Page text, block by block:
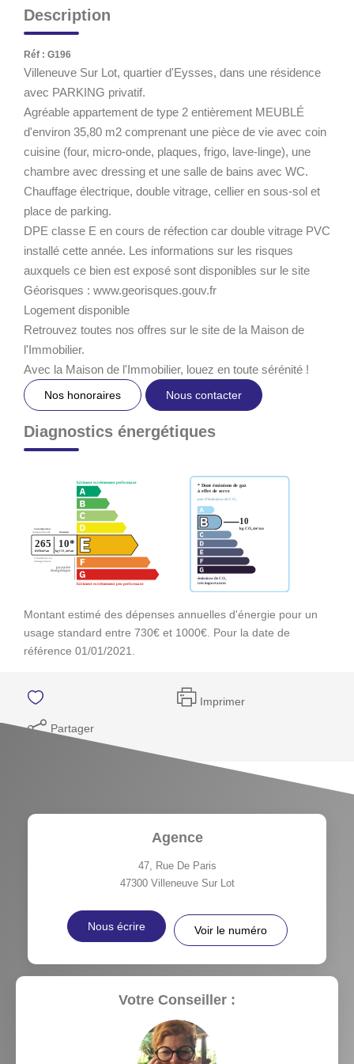
Description
Réf : G196
Villeneuve Sur Lot, quartier d'Eysses, dans une résidence
avec PARKING privatif.
Agréable appartement de type 2 entièrement MEUBLÉ
d'environ 35,80 m2 comprenant une pièce de vie avec coin
cuisine (four, micro-onde, plaques, frigo, lave-linge), une
chambre avec dressing et une salle de bains avec WC.
Chauffage électrique, double vitrage, cellier en sous-sol et
place de parking.
DPE classe E en cours de réfection car double vitrage PVC
installé cette année. Les informations sur les risques
auxquels ce bien est exposé sont disponibles sur le site
Géorisques : www.georisques.gouv.fr
Logement disponible
Retrouvez toutes nos offres sur le site de la Maison de
l'Immobilier.
Avec la Maison de l'Immobilier, louez en toute sérénité !
Nos honoraires Nous contacter
Diagnostics énergétiques
Montant estimé des dépenses annuelles d'énergie pour un
usage standard entre 730€ et 1000€. Pour la date de
référence 01/01/2021.
Imprimer
Partager
Agence
47, Rue De Paris
47300 Villeneuve Sur Lot
Nous écrire Voir le numéro
Votre Conseiller :